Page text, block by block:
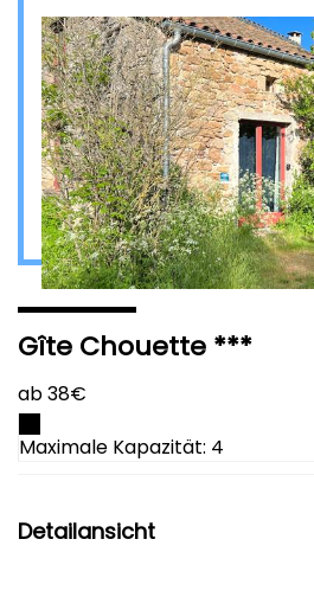
Gîte Chouette ***
ab 38€
Maximale Kapazität: 4
Detailansicht